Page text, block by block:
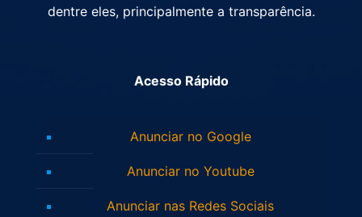
dentre eles, principalmente a transparência.
Acesso Rápido
Anunciar no Google
Anunciar no Youtube
Anunciar nas Redes Sociais